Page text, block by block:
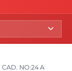
NO:24 A